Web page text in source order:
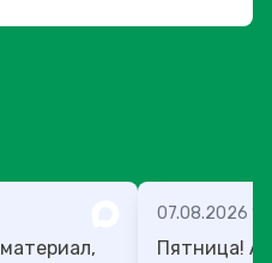
07.08.2026
Пятница! А